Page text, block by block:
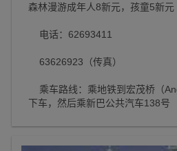
森林漫游成年人8新元，孩童5新元
电话：62693411
63626923（传真）
乘车路线：乘地铁到宏茂桥（
下车，然后乘新巴公共汽车138号